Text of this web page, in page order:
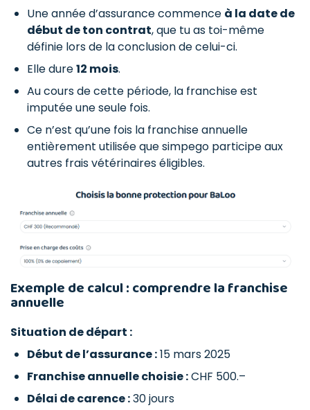
Une année d’assurance commence à la date de
début de ton contrat, que tu as toi-même
définie lors de la conclusion de celui-ci.
Elle dure12 mois.
Au cours de cette période, la franchise est
imputée une seule fois.
Ce n’est qu’une fois la franchise annuelle
entièrement utilisée que simpego participe aux
autres frais vétérinaires éligibles.
Exemple de calcul : comprendre la franchise
annuelle
Situation de départ :
Début de l’assurance :15 mars 2025
Franchise annuelle choisie :CHF 500.–
Délai de carence :30 jours